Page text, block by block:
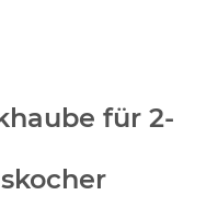
für 2-